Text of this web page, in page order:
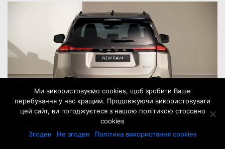
Інвертор постійного струму був інтегрований у
Ми використовуємо cookies, щоб зробити Ваше
перебування у нас кращим. Продовжуючи використовувати
цей сайт, ви погоджуєтеся з нашою політикою стосовно
cookies
Згоден
Не згоден Політика використання cookies